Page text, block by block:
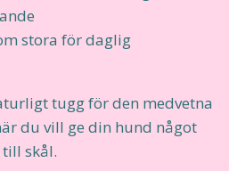
stora för daglig
tugg för den medvetna
du vill ge din hund något
skål.